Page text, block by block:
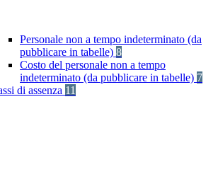
Personale non a tempo indeterminato (da
pubblicare in tabelle) 8
Costo del personale non a tempo
indeterminato (da pubblicare in tabelle) 7
di assenza 11